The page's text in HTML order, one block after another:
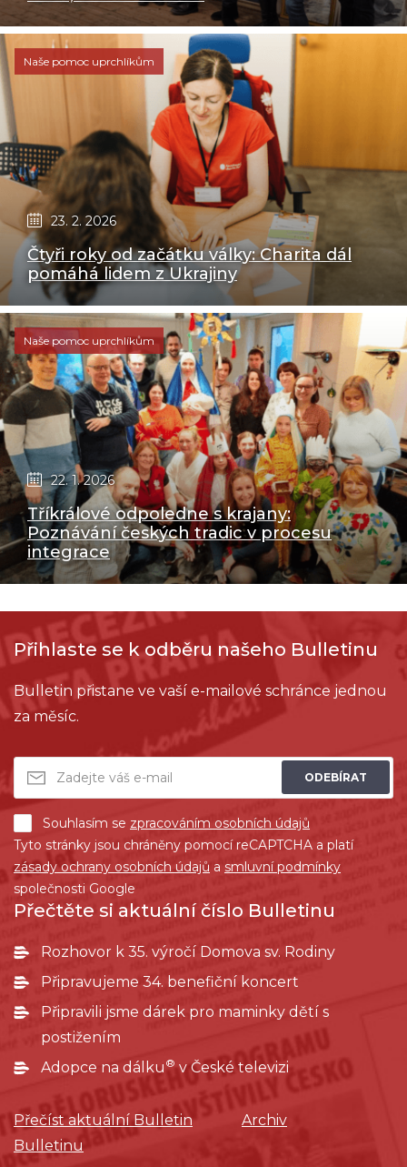
Naše pomoc uprchlíkům
23. 2. 2026
Čtyři roky od začátku války: Charita dál
pomáhá lidem z Ukrajiny
Naše pomoc uprchlíkům
22. 1. 2026
Tříkrálové odpoledne s krajany:
Poznávání českých tradic v procesu
integrace
Přihlaste se k odběru našeho Bulletinu
Bulletin přistane ve vaší e-mailové schránce jednou
za měsíc.
ODEBÍRAT
Souhlasím se zpracováním osobních údajů
Tyto stránky jsou chráněny pomocí reCAPTCHA a platí
zásady ochrany osobních údajů a smluvní podmínky
společnosti Google
Přečtěte si aktuální číslo Bulletinu
Rozhovor k 35. výročí Domova sv. Rodiny
Připravujeme 34. benefiční koncert
Připravili jsme dárek pro maminky dětí s
postižením
Adopce na dálku ®v České televizi
Přečíst aktuální Bulletin
Archiv
Bulletinu